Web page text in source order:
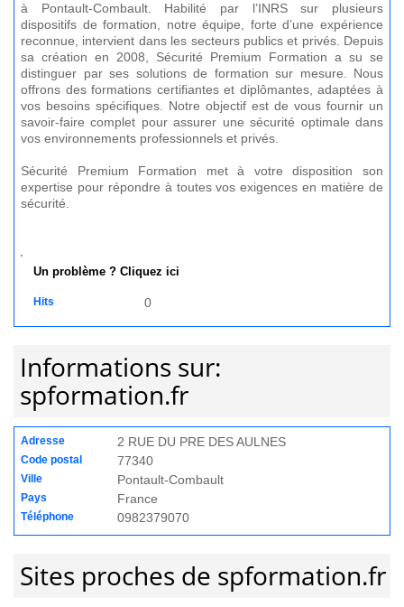
à Pontault-Combault. Habilité par l’INRS sur plusieurs
dispositifs de formation, notre équipe, forte d’une expérience
reconnue, intervient dans les secteurs publics et privés. Depuis
sa création en 2008, Sécurité Premium Formation a su se
distinguer par ses solutions de formation sur mesure. Nous
offrons des formations certifiantes et diplômantes, adaptées à
vos besoins spécifiques. Notre objectif est de vous fournir un
savoir-faire complet pour assurer une sécurité optimale dans
vos environnements professionnels et privés.
Sécurité Premium Formation met à votre disposition son
expertise pour répondre à toutes vos exigences en matière de
sécurité.
Un problème ? Cliquez ici
Hits 0
Informations sur:
spformation.fr
Adresse 2 RUE DU PRE DES AULNES
Code postal 77340
Ville Pontault-Combault
Pays France
Téléphone 0982379070
Sites proches de spformation.fr